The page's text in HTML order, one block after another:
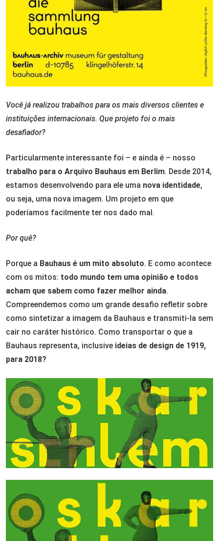
Você já realizou trabalhos para os mais diversos clientes e
instituições internacionais. Que projeto foi o mais
desafiador?
Particularmente interessante foi – e ainda é – nosso
trabalho para o Arquivo Bauhaus em Berlim. Desde 2014,
estamos desenvolvendo para ele uma nova identidade,
ou seja, uma nova imagem. Um projeto em que
poderíamos facilmente ter nos dado mal.
Por quê?
Porque a Bauhaus é um mito absoluto. E como acontece
com os mitos: todo mundo tem uma opinião e todos
acham que sabem como fazer melhor ainda.
Compreendemos como um grande desafio refletir sobre
como sintetizar a imagem da Bauhaus e transmiti-la sem
cair no caráter histórico. Como transportar o que a
Bauhaus representa, inclusive ideias de design de 1919,
para 2018?